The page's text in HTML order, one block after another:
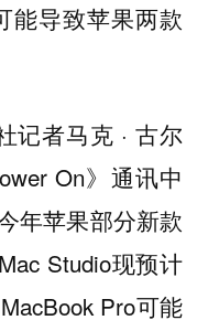
能导致苹果两款
记者马克 · 古尔
On》通讯中
年苹果部分新款
Studio现预计
Pro可能